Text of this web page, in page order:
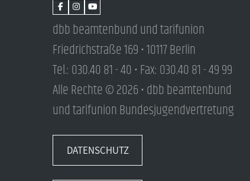
dbb beamtenbund und tarifunion
Friedrichstraße 169 • 10117 Berlin
Tel.: 030.40 81 - 40 • Fax: 030.40 81 - 49 99
Alle Rechte © 2026 • dbb beamtenbund
und tarifunion Bundesjugendvertretung
DATENSCHUTZ